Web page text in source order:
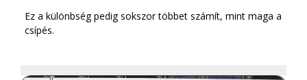
Ez a különbség pedig sokszor többet számít, mint maga a
csípés.